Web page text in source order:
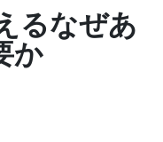
るなぜあ
か